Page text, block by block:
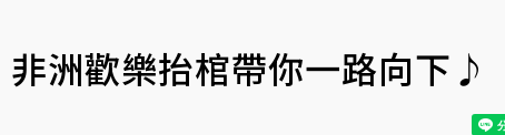
洲歡樂抬棺帶你一路向下♪